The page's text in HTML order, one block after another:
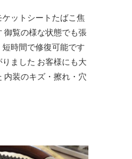
ットシートたばこ焦
御覧の様な状態でも張
時間で修復可能です
ました お客様にも大
内装のキズ・擦れ・穴